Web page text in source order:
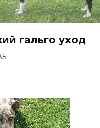
гальго уход